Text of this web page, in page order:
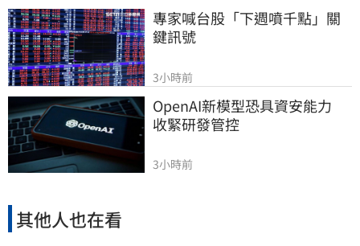
專家喊台股「下週噴千點」關
鍵訊號
3小時前
OpenAI新模型恐具資安能力
收緊研發管控
3小時前
其他人也在看